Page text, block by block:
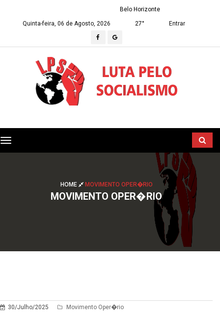
Quinta-feira, 06 de Agosto, 2026
Belo Horizonte
27° Entrar
Toggle
navigation
HOME MOVIMENTO OPER�RIO
MOVIMENTO OPER�RIO
30/Julho/2025 Movimento Oper�rio